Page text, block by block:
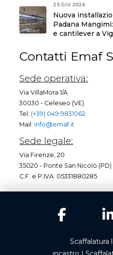
25 GIU 2026
Nuova
Padana
e cantilever a
Contatti Emaf
Sede operativa:
Via VillaMora 1/A
30030 - Celeseo (VE)
Tel: (+39) 049 9831062
Mail: info@emaf.it
Sede legale:
Via Firenze, 20
35020 - Ponte San Nicolò (PD)
C.F. e P.IVA: 05331880285
Scaffalatura